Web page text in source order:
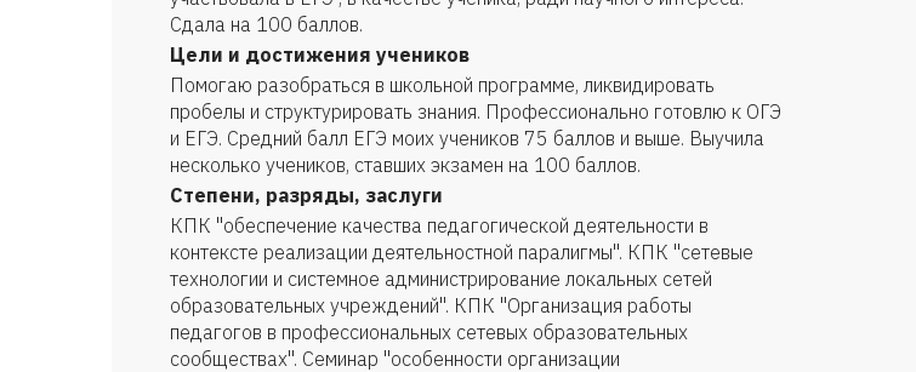
Сдала на 100 баллов.
Цели и достижения учеников
Помогаю разобраться в школьной программе, ликвидировать
пробелы и структурировать знания. Профессионально готовлю к ОГЭ
и ЕГЭ. Средний балл ЕГЭ моих учеников 75 баллов и выше. Выучила
несколько учеников, ставших экзамен на 100 баллов.
Степени, разряды, заслуги
КПК "обеспечение качества педагогической деятельности в
контексте реализации деятельностной паралигмы". КПК "сетевые
технологии и системное администрирование локальных сетей
образовательных учреждений". КПК "Организация работы
педагогов в профессиональных сетевых образовательных
сообществах". Семинар "особенности организации